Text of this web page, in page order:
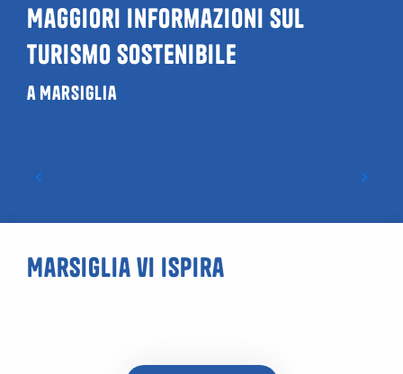
Maggiori informazioni sul
turismo sostenibile
a Marsiglia
Marsiglia vi ispira